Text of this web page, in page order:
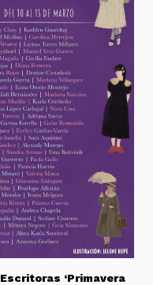
‘Primavera